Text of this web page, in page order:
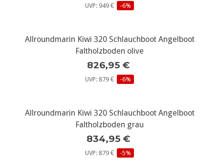
UVP: 949 € -6%
Allroundmarin Kiwi 320 Schlauchboot Angelboot
Faltholzboden olive
826,95 €
UVP: 879 € -6%
Allroundmarin Kiwi 320 Schlauchboot Angelboot
Faltholzboden grau
834,95 €
UVP: 879 € -5%